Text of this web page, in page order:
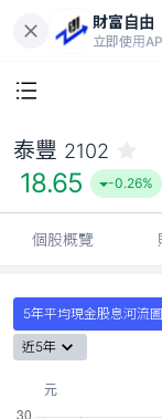
財富自由
立即使用
泰豐 2102
18.65 -0.26%
個股概覽
5年平均現金股息河流圖
近5年